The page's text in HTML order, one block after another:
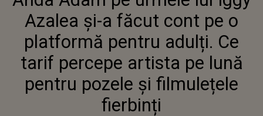
PE O PLATFORMĂ PENTRU
ADULȚI. CE TARIF PERCEPE
ARTISTA PE LUNĂ PENTRU
POZELE ȘI FILMULEȚELE
Azalea și-a făcut cont pe o
platformă pentru adulți. Ce
tarif percepe artista pe lună
pentru pozele și filmulețele
fierbinți